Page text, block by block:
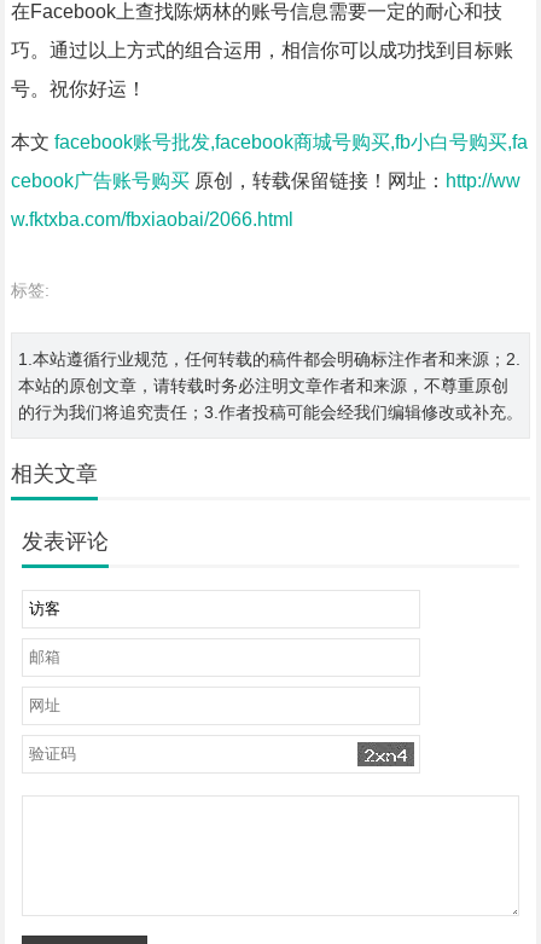
在Facebook上查找陈炳林的账号信息需要一定的耐心和技
巧。通过以上方式的组合运用，相信你可以成功找到目标账
号。祝你好运！
本文 facebook账号批发,facebook商城号购买,fb小白号购买,fa
cebook广告账号购买原创，转载保留链接！网址： http://ww
w.fktxba.com/fbxiaobai/2066.html
标签:
1.本站遵循行业规范，任何转载的稿件都会明确标注作者和来源；2.
本站的原创文章，请转载时务必注明文章作者和来源，不尊重原创
的行为我们将追究责任；3.作者投稿可能会经我们编辑修改或补充。
相关文章
发表评论